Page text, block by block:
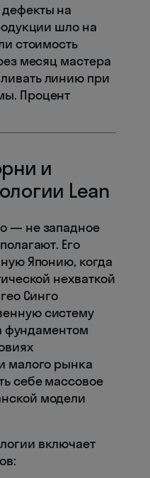
на
шло на
стоимость
месяц мастера
линию при
Процент
и
Lean
— не западное
Его
Японию, когда
нехваткой
Синго
систему
фундаментом
малого рынка
себе массовое
модели
включает